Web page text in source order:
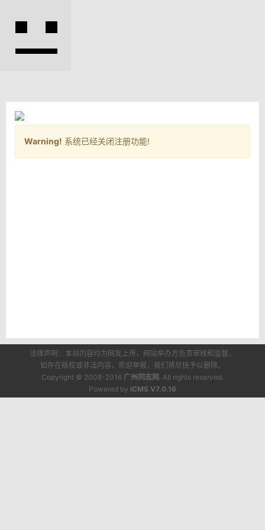
Warning! 系统已经关闭注册功能!
法律声明：本站内容均为网友上传，网站举办方负责审核和监督，
如存在版权或非法内容，欢迎举报，我们将尽快予以删除。
Copyright © 2008-2016 广州同志网 . All rights reserved.
Powered by iCMS V7.0.16